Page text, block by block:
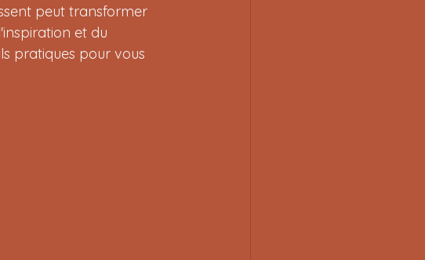
peut transformer
et du
pratiques pour vous